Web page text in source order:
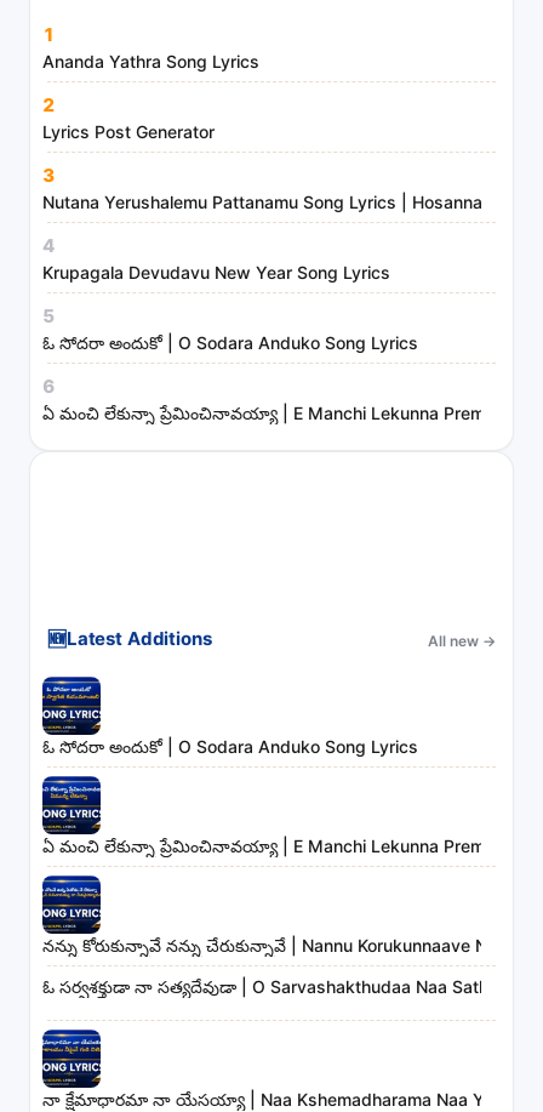
m
i
s
t
r
i
e
s
1
Ananda Yathra Song Lyrics
2
Lyrics Post Generator
3
Nutana Yerushalemu Pattanamu Song Lyrics | Hosanna
4
Krupagala Devudavu New Year Song Lyrics
5
ఓ సోదరా అందుకో | O Sodara Anduko Song Lyrics
6
ఏ మంచి లేకున్నా ప్రేమించినావయ్యా | E Manchi Lekunna
🆕Latest Additions All new →
ఓ సోదరా అందుకో | O Sodara Anduko Song Lyrics
ఏ మంచి లేకున్నా ప్రేమించినావయ్యా | E Manchi Lekunna
నన్ను కోరుకున్నావే నన్ను చేరుకున్నావే | Nannu Korukunnaave Nannu
ఓ సర్వశక్తుడా నా సత్యదేవుడా | O Sarvashakthudaa Naa
నా క్షేమాధారమా నా యేసయ్యా | Naa Kshemadharama Naa Yesayya